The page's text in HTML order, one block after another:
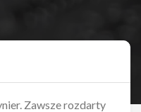
Zawsze rozdarty